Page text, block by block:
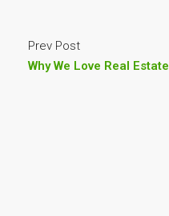
Prev Post
Why We Love Real Estate